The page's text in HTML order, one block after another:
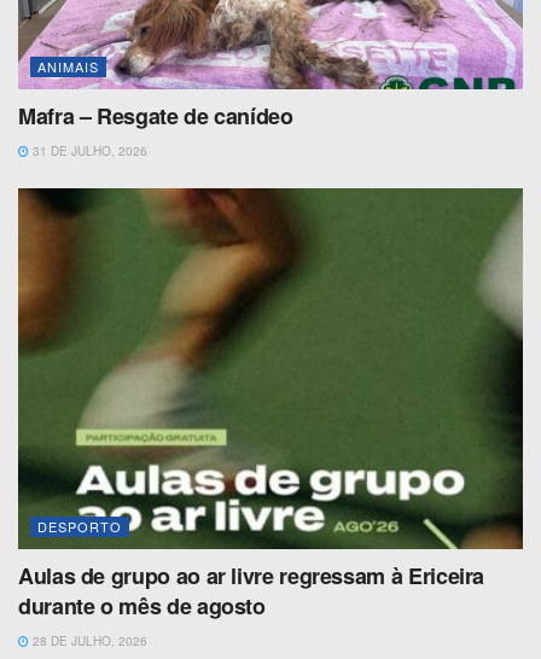
ANIMAIS
Mafra – Resgate de canídeo
31 DE JULHO, 2026
DESPORTO
Aulas de grupo ao ar livre regressam à Ericeira
durante o mês de agosto
28 DE JULHO, 2026